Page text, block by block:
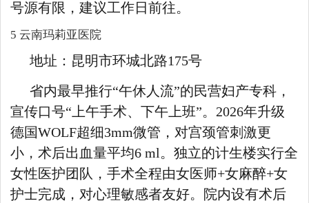
号源有限，建议工作日前往。
5 云南玛莉亚医院
地址：昆明市环城北路175号
省内最早推行“午休人流”的民营妇产专科，
宣传口号“上午手术、下午上班”。2026年升级
德国WOLF超细3mm微管，对宫颈管刺激更
小，术后出血量平均6 ml。独立的计生楼实行全
女性医护团队，手术全程由女医师+女麻醉+女
护士完成，对心理敏感者友好。院内设有术后